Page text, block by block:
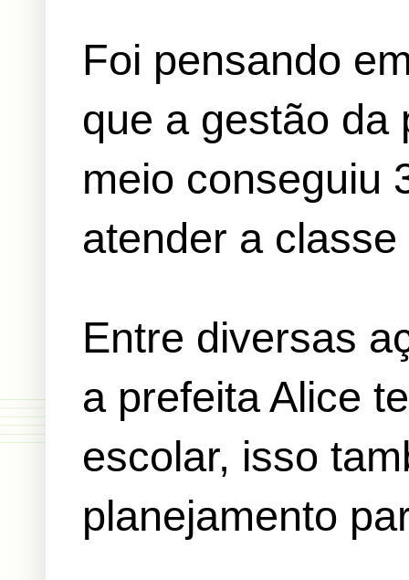
Foi pensando
que a gestão da
meio conseguiu
atender a
Entre diversas
a prefeita Alice
escolar, isso
planejamento